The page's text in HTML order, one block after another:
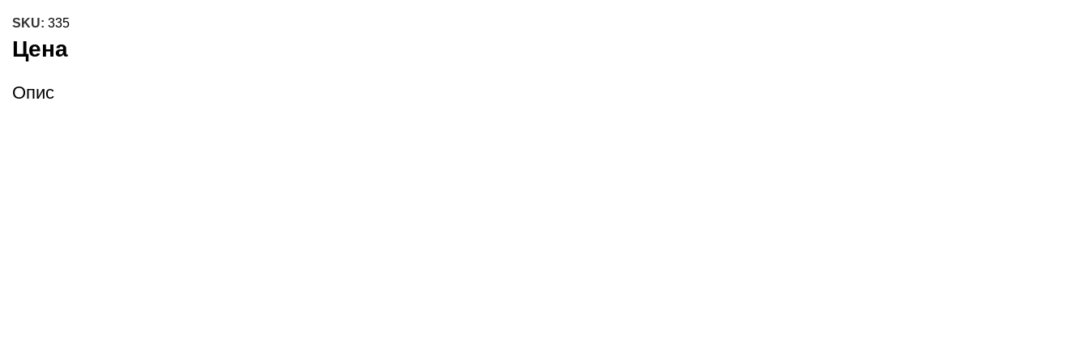
SKU: 335
Цена
Опис